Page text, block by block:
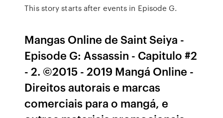
This story starts after events in Episode G.
Mangas Online de Saint Seiya -
Episode G: Assassin - Capitulo #2
- 2. ©2015 - 2019 Mangá Online -
Direitos autorais e marcas
comerciais para o mangá, e